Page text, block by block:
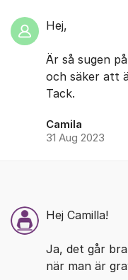
Hej,
Är så sugen
och säker att
Tack.
Camila
31 Aug 2023
Hej Camilla!
Ja, det går
när man är